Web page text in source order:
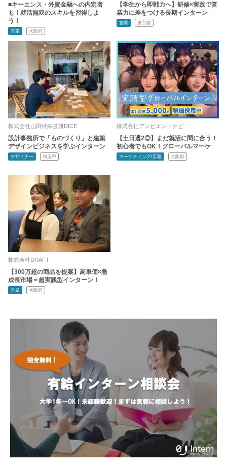
■キーエンス・外資金融への内定者
も！就活無双のスキルを習得しよ
う！
営業 大阪府
【学生から即戦力へ】研修×実践で営
業力に差をつける長期インターン
営業 東京都
株式会社山田特殊技研DICE
設計事務所で「ものづくり」と建築
デザインビジネスを学ぶインターン
デザイナー 埼玉県
株式会社アンビエントナビ
【土日週2◎】まだ就活に間に合う！
初心者でもOK！グローバルマーケ
マーケティング/広報 大阪府
株式会社DRAFT
【300万超の商品を提案】高単価×急
成長市場＝超実践型インターン！
営業 大阪府